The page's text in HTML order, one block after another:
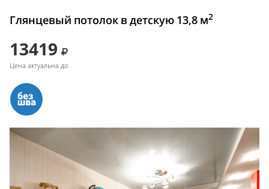
Глянцевый потолок в детскую 13,8 м2
13419
Цена актуальна до